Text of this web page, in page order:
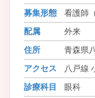
募集形態
看護師
配属
外来
住所
青森県
アクセス
八戸線
診療科目
眼科